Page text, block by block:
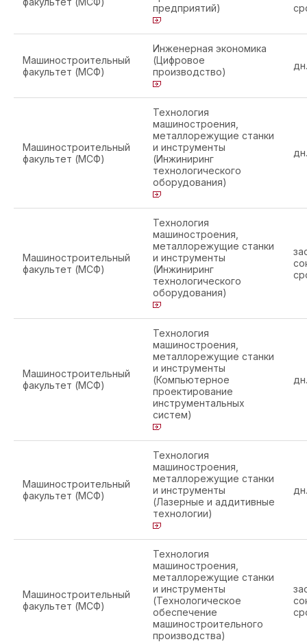
предприятий)
Машиностроительный
факультет (МСФ)
Инженерная экономика
(Цифровое
производство)
дн.
Машиностроительный
факультет (МСФ)
Технология
машиностроения,
металлорежущие станки
и инструменты
(Инжиниринг
технологического
оборудования)
дн.
Машиностроительный
факультет (МСФ)
Технология
машиностроения,
металлорежущие станки
и инструменты
(Инжиниринг
технологического
оборудования)
Машиностроительный
факультет (МСФ)
Технология
машиностроения,
металлорежущие станки
и инструменты
(Компьютерное
проектирование
инструментальных
систем)
дн.
Машиностроительный
факультет (МСФ)
Технология
машиностроения,
металлорежущие станки
и инструменты
(Лазерные и аддитивные
технологии)
дн.
Машиностроительный
факультет (МСФ)
Технология
машиностроения,
металлорежущие станки
и инструменты
(Технологическое
обеспечение
машиностроительного
производства)